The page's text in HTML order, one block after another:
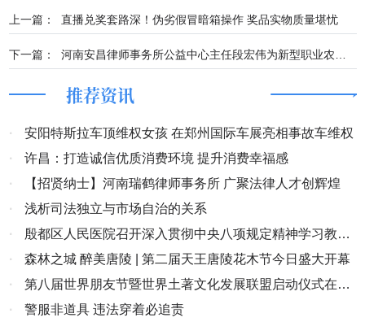
推荐资讯
·
安阳特斯拉车顶维权女孩 在郑州国际车展亮相事故车维权
·
许昌：打造诚信优质消费环境 提升消费幸福感
·
【招贤纳士】河南瑞鹤律师事务所 广聚法律人才创辉煌
·
浅析司法独立与市场自治的关系
·
殷都区人民医院召开深入贯彻中央八项规定精神学习教育
总结大会
·
森林之城 醉美唐陵 | 第二届天王唐陵花木节今日盛大开幕
·
第八届世界朋友节暨世界土著文化发展联盟启动仪式在老
挝乌多姆赛隆重举行
·
警服非道具 违法穿着必追责
上一篇： 直播兑奖套路深！伪劣假冒暗箱操作 奖品实物质量堪忧
下一篇：